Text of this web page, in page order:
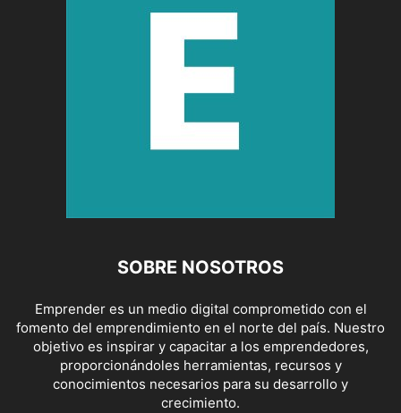
SOBRE NOSOTROS
Emprender es un medio digital comprometido con el
fomento del emprendimiento en el norte del país. Nuestro
objetivo es inspirar y capacitar a los emprendedores,
proporcionándoles herramientas, recursos y
conocimientos necesarios para su desarrollo y
crecimiento.